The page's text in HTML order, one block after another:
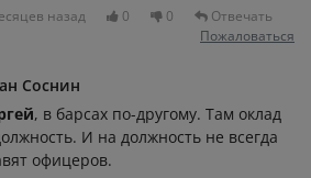
назад 0 0
Отвечать
Пожаловаться
Соснин
, в барсах по-другому. Там оклад
И на должность не всегда
офицеров.